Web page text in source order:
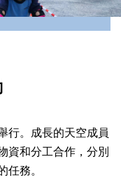
行。成長的天空成員
資和分工合作，分別
任務。